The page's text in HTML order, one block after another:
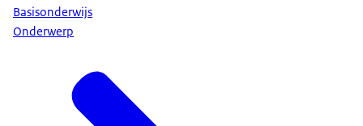
Basisonderwijs
Onderwerp